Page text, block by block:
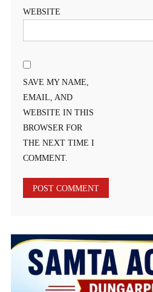
WEBSITE
SAVE MY NAME,
EMAIL, AND
WEBSITE IN THIS
BROWSER FOR
THE NEXT TIME I
COMMENT.